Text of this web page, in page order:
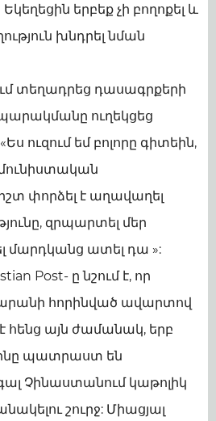
երբեք չի բողոքել և
խնդրել նման
տեղադրեց դասագրքերի
ուղեկցեց
ուզում եմ բոլորը գիտեին,
փորձել է աղավաղել
զրպարտել մեր
մարդկանց ատել դա »:
Post- ը նշում է, որ
հորինված ավարտով
հենց այն ժամանակ, երբ
պատրաստ են
Չինաստանում կաթոլիկ
շուրջ: Միացյալ